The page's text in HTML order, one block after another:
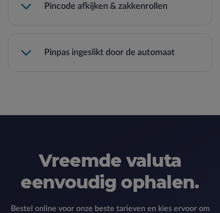
Pincode afkijken & zakkenrollen
Pinpas ingeslikt door de automaat
Vreemde valuta
eenvoudig ophalen.
Bestel online voor onze beste tarieven en kies ervoor om